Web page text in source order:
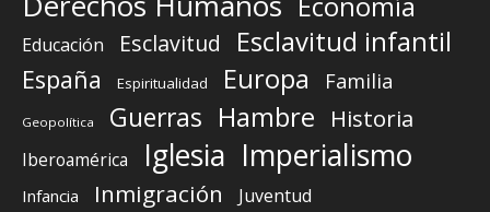
Educación Esclavitud Esclavitud infantil
España Espiritualidad Europa Familia
Geopolítica Guerras Hambre Historia
Iberoamérica Iglesia Imperialismo
Infancia Inmigración Juventud